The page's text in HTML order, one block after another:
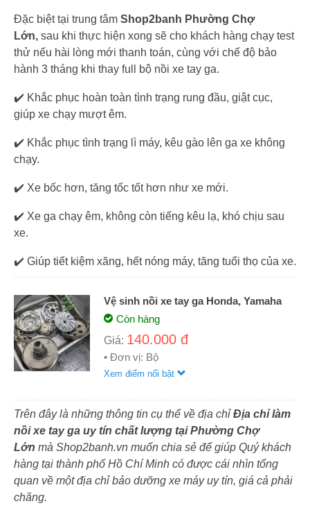
Đặc biệt tại trung tâm Shop2banh Phường Chợ
Lớn, sau khi thực hiện xong sẽ cho khách hàng chạy test
thử nếu hài lòng mới thanh toán, cùng với chế độ bảo
hành 3 tháng khi thay full bộ nồi xe tay ga.
✔️ Khắc phục hoàn toàn tình trạng rung đầu, giật cục,
giúp xe chạy mượt êm.
✔️ Khắc phục tình trạng lì máy, kêu gào lên ga xe không
chạy.
✔️ Xe bốc hơn, tăng tốc tốt hơn như xe mới.
✔️ Xe ga chạy êm, không còn tiếng kêu lạ, khó chịu sau
xe.
✔️ Giúp tiết kiệm xăng, hết nóng máy, tăng tuổi thọ của xe.
Vệ sinh nồi xe tay ga Honda, Yamaha
Còn hàng
Giá: 140.000 đ
• Đơn vị: Bộ
Xem điểm nổi bật
Trên đây là những thông tin cụ thể về địa chỉĐịa chỉ làm
nồi xe tay ga uy tín chất lượng tại Phường Chợ
Lớn mà Shop2banh.vn muốn chia sẻ để giúp Quý khách
hàng tại thành phố Hồ Chí Minh có được cái nhìn tổng
quan về một địa chỉ bảo dưỡng xe máy uy tín, giá cả phải
chăng.